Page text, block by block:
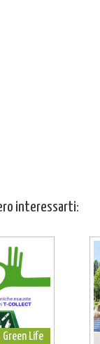
interessarti:
Green Life